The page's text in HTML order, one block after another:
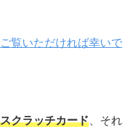
覧いただければ幸いで
クラッチカード 、それ